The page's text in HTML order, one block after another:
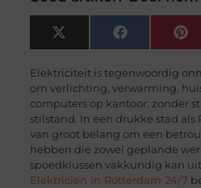
X
(Twitter)
Facebook
Elektriciteit is tegenwoordig
om verlichting, verwarming,
computers op kantoor: zonder
stilstand. In een drukke stad
van groot belang om een
hebben die zowel geplande
spoedklussen vakkundig kan
Elektricien in Rotterdam 24/7